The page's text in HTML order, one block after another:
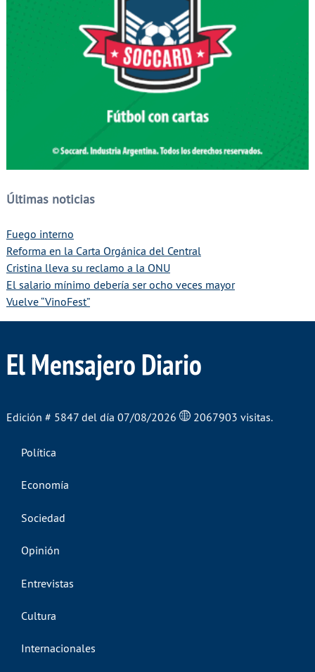
Últimas noticias
Fuego interno
Reforma en la Carta Orgánica del Central
Cristina lleva su reclamo a la ONU
El salario mínimo debería ser ocho veces mayor
Vuelve “VinoFest”
El Mensajero Diario
Edición # 5847 del día 07/08/2026 2067903 visitas.
Política
Economía
Sociedad
Opinión
Entrevistas
Cultura
Internacionales